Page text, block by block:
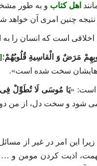
اهل کتاب و به طور مشخص
چنین امری آن خواهد شد
است که انسان را به
مَرَضٌ وَ الْقاسِیةِ قُلُوبُهُمْ؛
هایشان سخت شده است».
است: «یَا مُوسَى لَا تُطَوِّلْ فِی
می شود و سخت‌ دل، از من
این امر در غیر از
تهمت، اذیت کردن